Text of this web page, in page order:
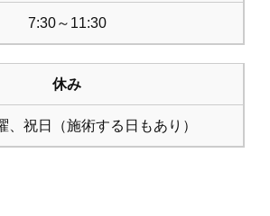
7:30～11:30
休み
、祝日（施術する日もあり）